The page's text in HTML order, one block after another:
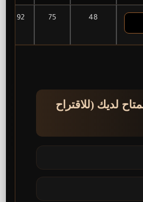
48
75
92
لديك (للاقتراح